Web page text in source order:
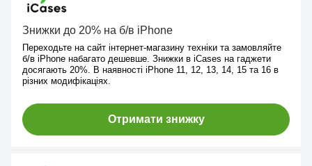
Знижки до 20% на б/в iPhone
Переходьте на сайт інтернет-магазину техніки та замовляйте
б/в iPhone набагато дешевше. Знижки в iCases на гаджети
досягають 20%. В наявності iPhone 11, 12, 13, 14, 15 та 16 в
різних модифікаціях.
Отримати знижку